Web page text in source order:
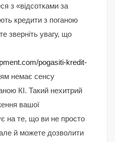
з «відсотками за
кредити з поганою
зверніть увагу, що
pogasiti-kredit-
немає сенсу
КІ. Такий нехитрий
вашої
на те, що ви не просто
й можете дозволити